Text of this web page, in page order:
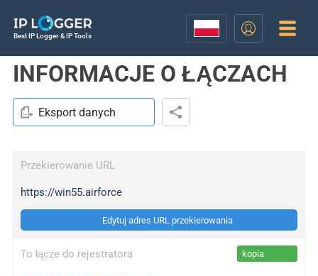
Best IP Logger & IP Tools
INFORMACJE O ŁĄCZACH
Eksport danych
Przekierowanie URL
https://win55.airforce
Edytuj adres URL przekierowania
To łącze do rejestratora kopia